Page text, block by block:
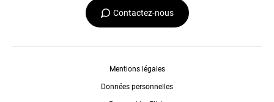
Contactez-nous
Mentions légales
Données personnelles